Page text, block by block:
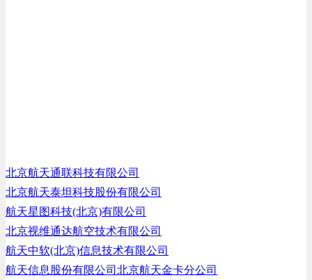
北京航天通联科技有限公司
北京航天泰坦科技股份有限公司
航天星图科技(北京)有限公司
北京视维通达航空技术有限公司
航天中软(北京)信息技术有限公司
航天信息股份有限公司北京航天金卡分公司